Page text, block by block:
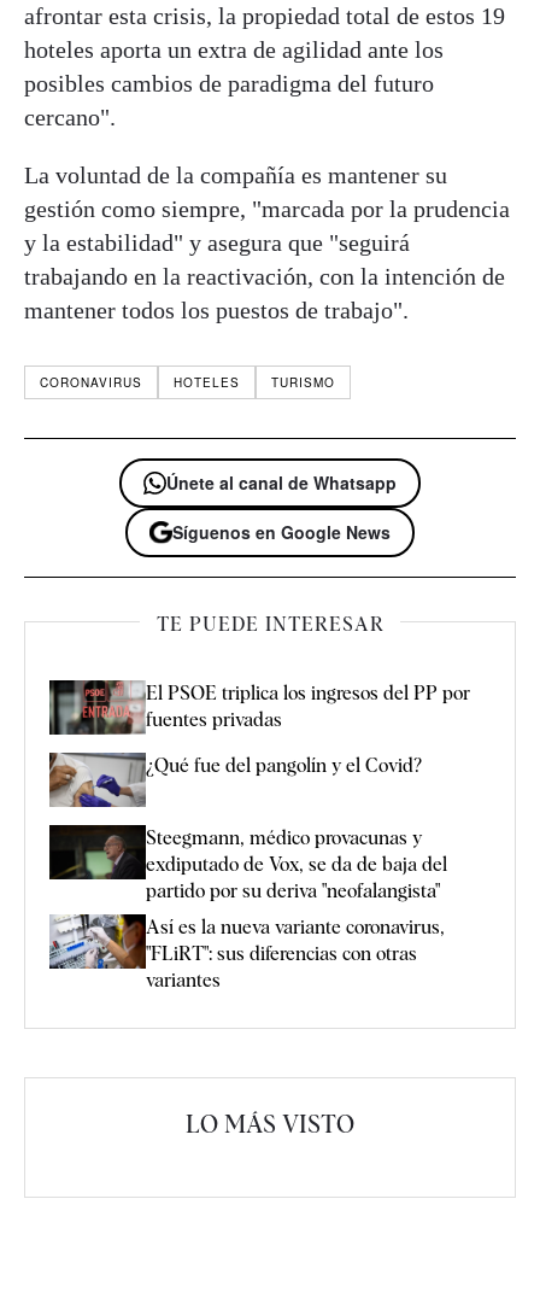
afrontar esta crisis, la propiedad total de estos 19
hoteles aporta un extra de agilidad ante los
posibles cambios de paradigma del futuro
cercano".
La voluntad de la compañía es mantener su
gestión como siempre, "marcada por la prudencia
y la estabilidad" y asegura que "seguirá
trabajando en la reactivación, con la intención de
mantener todos los puestos de trabajo".
CORONAVIRUS HOTELES TURISMO
Únete al canal de Whatsapp
Síguenos en Google News
TE PUEDE INTERESAR
El PSOE triplica los ingresos del PP por
fuentes privadas
¿Qué fue del pangolín y el Covid?
Steegmann, médico provacunas y
exdiputado de Vox, se da de baja del
partido por su deriva "neofalangista"
Así es la nueva variante coronavirus,
"FLiRT": sus diferencias con otras
variantes
LO MÁS VISTO